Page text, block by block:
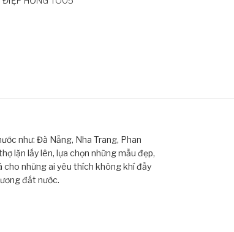
như: Đà Nẵng, Nha Trang, Phan
lặn lấy lên, lựa chọn những mẫu đẹp,
những ai yêu thích không khí đầy
đất nước.